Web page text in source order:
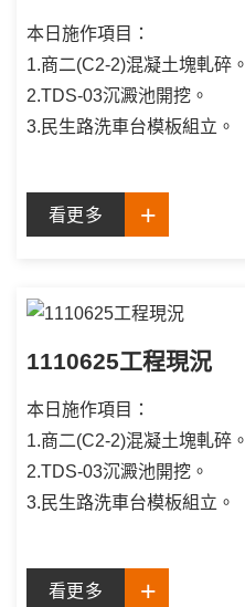
本日施作項目：
1.商二(C2-2)混凝土塊軋碎。
2.TDS-03沉澱池開挖。
3.民生路洗車台模板組立。
看更多
1110625工程現況
本日施作項目：
1.商二(C2-2)混凝土塊軋碎。
2.TDS-03沉澱池開挖。
3.民生路洗車台模板組立。
看更多